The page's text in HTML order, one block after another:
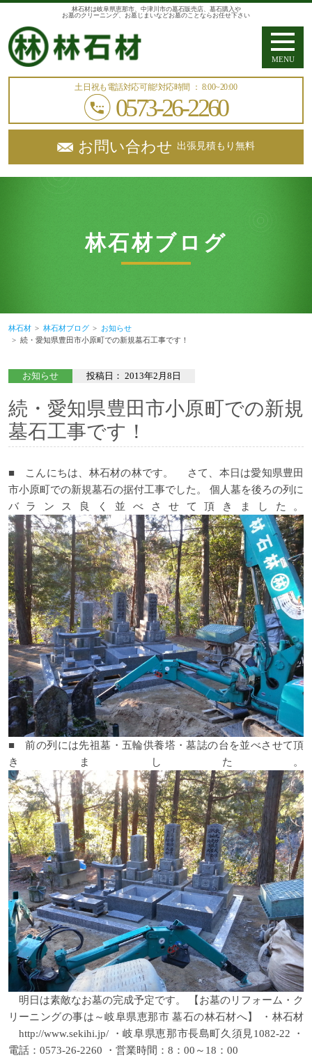
林石材は岐阜県恵那市、中津川市の墓石販売店、墓石購入や
お墓のクリーニング、お墓じまいなどお墓のことならお任せ下さい
MENU
土日祝も電話対応可能!対応時間 ： 8:00~20:00
0573-26-2260
お問い合わせ 出張見積もり無料
林石材ブログ
林石材 林石材ブログ
お知らせ
続・愛知県豊田市小原町での新規墓石工事です！
お知らせ 投稿日： 2013年2月8日
続・愛知県豊田市小原町での新規
墓石工事です！
■ こんにちは、林石材の林です。 さて、本日は愛知県豊田
市小原町での新規墓石の据付工事でした。 個人墓を後ろの列に
バランス良く並べさせて頂きました。
■ 前の列には先祖墓・五輪供養塔・墓誌の台を並べさせて頂
きました。
明日は素敵なお墓の完成予定です。 【お墓のリフォーム・ク
リーニングの事は～岐阜県恵那市 墓石の林石材へ】 ・林石材
http://www.sekihi.jp/ ・岐阜県恵那市長島町久須見1082‐22 ・
電話：0573-26-2260 ・営業時間：8：00～18：00